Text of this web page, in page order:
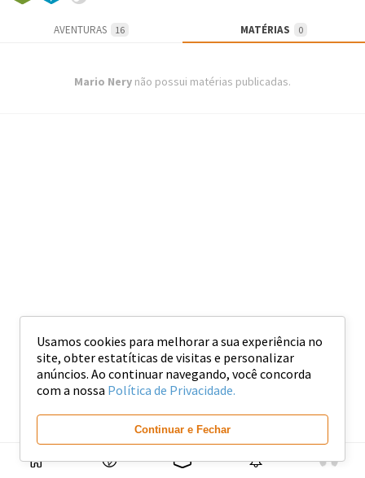
Usamos cookies para melhorar a sua experiência no
site, obter estatíticas de visitas e personalizar
anúncios. Ao continuar navegando, você concorda
com a nossa Política de Privacidade.
Continuar e Fechar
AVENTURAS 16 MATÉRIAS 0
Mario Nery não possui matérias publicadas.